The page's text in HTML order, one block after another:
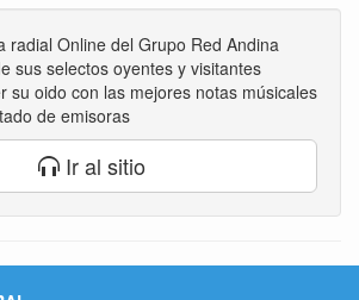
radial Online del Grupo Red Andina
sus selectos oyentes y visitantes
su oido con las mejores notas músicales
de emisoras
Ir al sitio